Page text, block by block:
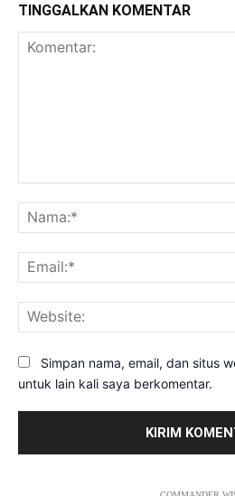
TINGGALKAN KOMENTAR
Simpan nama, email, dan situs
untuk lain kali saya berkomentar.